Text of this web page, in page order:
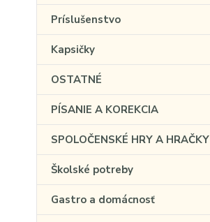
Príslušenstvo
Kapsičky
OSTATNÉ
PÍSANIE A KOREKCIA
SPOLOČENSKÉ HRY A HRAČKY
Školské potreby
Gastro a domácnosť